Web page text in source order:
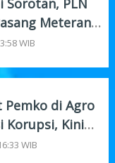
Sorotan, PLN
Meteran
WIB
Pemko di Agro
Korupsi, Kini
WIB